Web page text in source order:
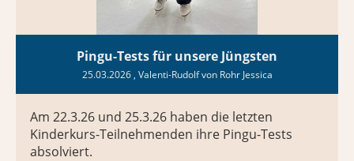
Pingu-Tests für unsere Jüngsten
25.03.2026, Valenti-Rudolf von Rohr Jessica
Am 22.3.26 und 25.3.26 haben die letzten
Kinderkurs-Teilnehmenden ihre Pingu-Tests
absolviert.